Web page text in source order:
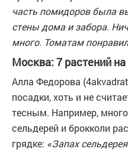
часть помидоров была
стены дома и забора.
много. Томатам
Москва: 7 растений на
Алла Федорова
посадки, хоть и не
тесным. Например,
сельдерей и брокколи
грядке: «Запах